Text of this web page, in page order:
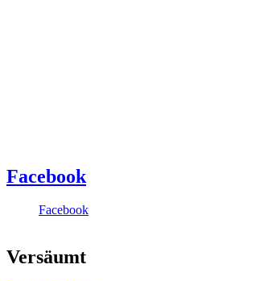
Facebook
Facebook
Versäumt